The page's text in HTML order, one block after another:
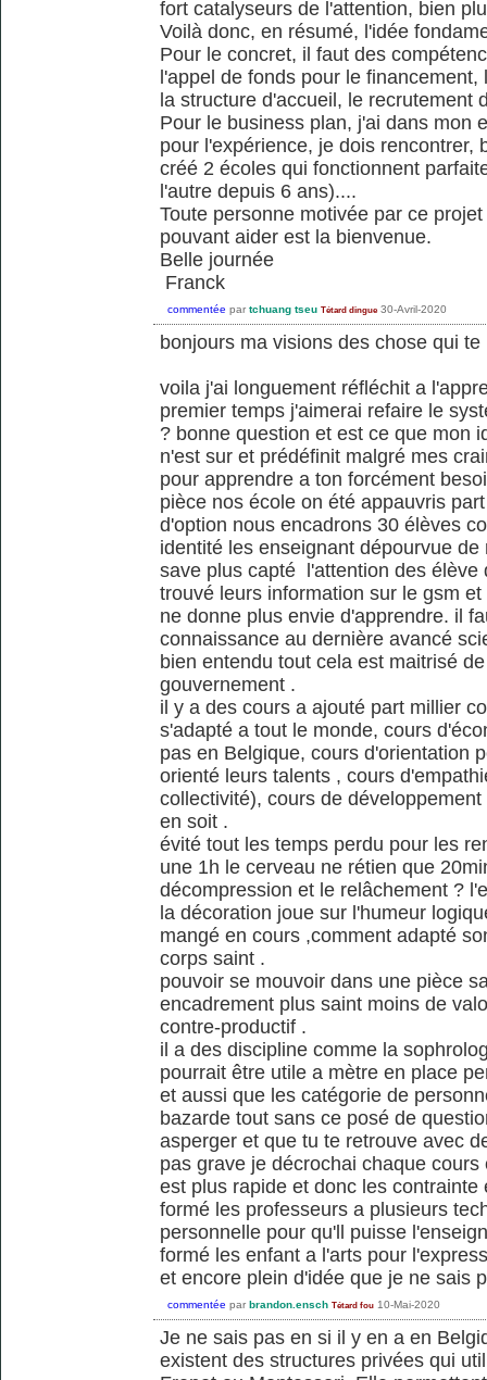
fort catalyseurs de l'attention, bien
Voilà donc, en résumé, l'idée
Pour le concret, il faut des
l'appel de fonds pour le
la structure d'accueil, le recrutement
Pour le business plan, j'ai dans mon
pour l'expérience, je dois rencontrer,
créé 2 écoles qui fonctionnent
l'autre depuis 6 ans)....
Toute personne motivée par ce
pouvant aider est la bienvenue.
Belle journée
Franck
commentée par tchuang tseu Tétard dingue 30-Avril-2020
bonjours ma visions des chose qui
voila j'ai longuement réfléchit a
premier temps j'aimerai refaire le
? bonne question et est ce que mon
n'est sur et prédéfinit malgré mes
pour apprendre a ton forcément
pièce nos école on été appauvris
d'option nous encadrons 30 élèves
identité les enseignant dépourvue
save plus capté l'attention des élève
trouvé leurs information sur le gsm
ne donne plus envie d'apprendre. il
connaissance au dernière avancé
bien entendu tout cela est maitrisé
gouvernement .
il y a des cours a ajouté part millier
s'adapté a tout le monde, cours
pas en Belgique, cours d'orientation
orienté leurs talents , cours
collectivité), cours de
en soit .
évité tout les temps perdu pour les
une 1h le cerveau ne rétien que
décompression et le relâchement ?
la décoration joue sur l'humeur
mangé en cours ,comment adapté
corps saint .
pouvoir se mouvoir dans une pièce
encadrement plus saint moins de
contre-productif .
il a des discipline comme la
pourrait être utile a mètre en place
et aussi que les catégorie de
bazarde tout sans ce posé de
asperger et que tu te retrouve avec
pas grave je décrochai chaque
est plus rapide et donc les contrainte
formé les professeurs a plusieurs
personnelle pour qu'll puisse
formé les enfant a l'arts pour
et encore plein d'idée que je ne sais
commentée par brandon.ensch Tétard fou 10-Mai-2020
Je ne sais pas en si il y en a en
existent des structures privées qui